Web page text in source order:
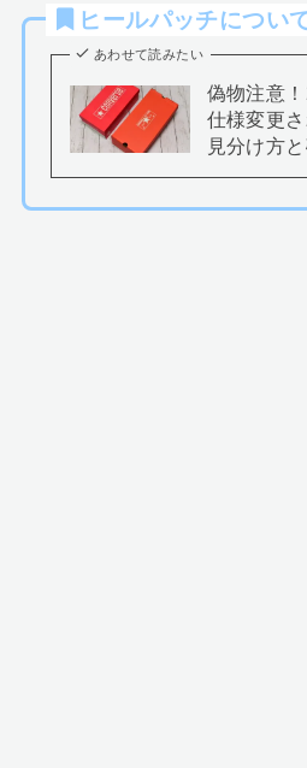
ヒールパッチについ
あわせて読みたい
偽物注意
仕様変更
見分け方